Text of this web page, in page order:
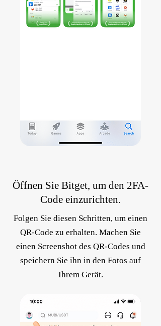
Öffnen Sie Bitget, um den 2FA-
Code einzurichten.
Folgen Sie diesen Schritten, um einen
QR-Code zu erhalten. Machen Sie
einen Screenshot des QR-Codes und
speichern Sie ihn in den Fotos auf
Ihrem Gerät.